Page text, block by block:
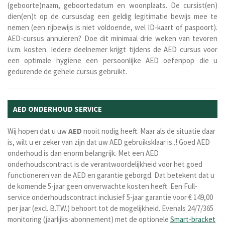
(geboorte)naam, geboortedatum en woonplaats. De cursist(en)
dien(en)t op de cursusdag een geldig legitimatie bewijs mee te
nemen (een rijbewijs is niet voldoende, wel ID-kaart of paspoort).
AED-cursus annuleren? Doe dit minimaal drie weken van tevoren
i.v.m. kosten. Iedere deelnemer krijgt tijdens de AED cursus voor
een optimale hygiëne een persoonlijke AED oefenpop die u
gedurende de gehele cursus gebruikt.
AED ONDERHOUD SERVICE
Wij hopen dat u uwAED nooit nodig heeft. Maar als de situatie daar
is, wilt u er zeker van zijn dat uw AED gebruiksklaar is..! Goed AED
onderhoud is dan enorm belangrijk. Met een AED
onderhoudscontract is de verantwoordelijkheid voor het goed
functioneren van de AED en garantie geborgd. Dat betekent dat u
de komende 5-jaar geen onverwachte kosten heeft. Een Full-
service onderhoudscontract inclusief 5-jaar garantie voor € 149,00
per jaar (excl. B.T.W.) behoort tot de mogelijkheid. Evenals 24/7/365
monitoring (jaarlijks-abonnement) met de optionele Smart-bracket